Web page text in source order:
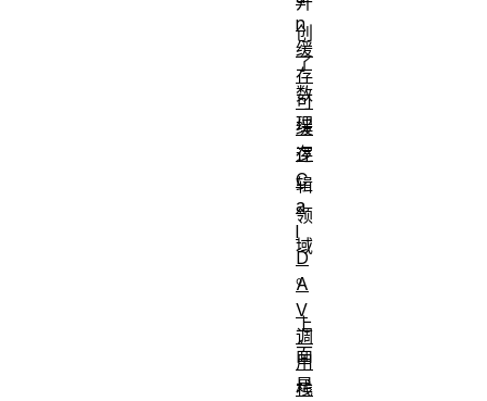
创
了
数
理
逻
辑
领
域
。
上
面
是
n
缓
存
可
缓
存
C
a
l
D
A
V
调
用
栈